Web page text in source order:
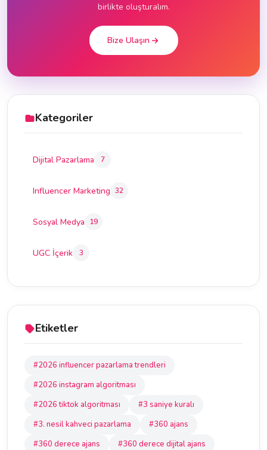
birlikte oluşturalım.
Bize Ulaşın
Kategoriler
Dijital Pazarlama 7
Influencer Marketing 32
Sosyal Medya 19
UGC İçerik 3
Etiketler
#2026 influencer pazarlama trendleri
#2026 instagram algoritması
#2026 tiktok algoritması
#3 saniye kuralı
#3. nesil kahveci pazarlama
#360 ajans
#360 derece ajans
#360 derece dijital ajans